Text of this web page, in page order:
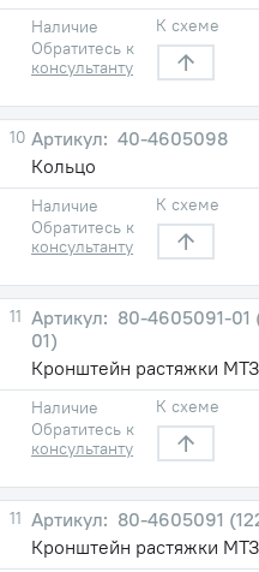
Наличие
Обратитесь к
консультанту
К схеме
10
40-4605098
Кольцо
Наличие
Обратитесь к
консультанту
К схеме
11
80-4605091-01
01)
Кронштейн растяжки
Наличие
Обратитесь к
консультанту
К схеме
11
80-4605091
Кронштейн растяжки